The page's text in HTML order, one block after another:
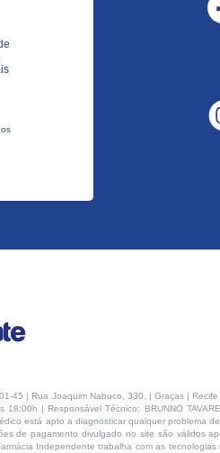
45 | Rua Joaquim Nabuco, 330, | Graças |
| Responsável Técnico: BRUNNO
está apto a diagnosticar qualquer problema
de pagamento divulgado no site são
Independente trabalha com as